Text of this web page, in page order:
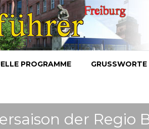
PROGRAMME GRUSSWORTE
der Regio